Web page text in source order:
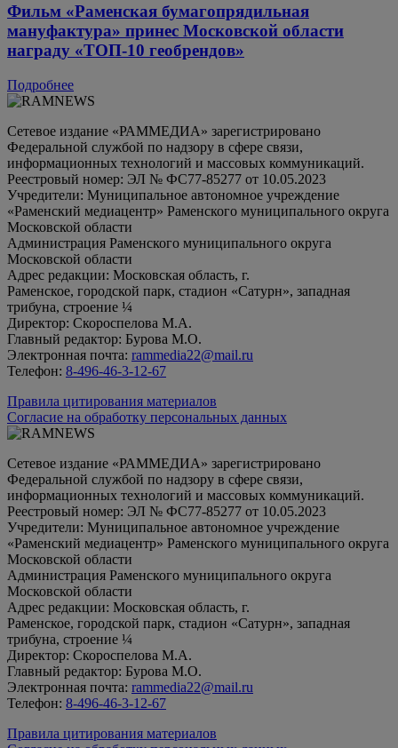
Фильм «Раменская бумагопрядильная
мануфактура» принес Московской области
награду «ТОП-10 геобрендов»
Подробнее
Сетевое издание «РАММЕДИА» зарегистрировано
Федеральной службой по надзору в сфере связи,
информационных технологий и массовых коммуникаций.
Реестровый номер: ЭЛ № ФС77-85277 от 10.05.2023
Учредители: Муниципальное автономное учреждение
«Раменский медиацентр» Раменского муниципального округа
Московской области
Администрация Раменского муниципального округа
Московской области
Адрес редакции: Московская область, г.
Раменское, городской парк, стадион «Сатурн», западная
трибуна, строение ¼
Директор: Скороспелова М.А.
Главный редактор: Бурова М.О.
Электронная почта: rammedia22@mail.ru
Телефон: 8-496-46-3-12-67
Правила цитирования материалов
Согласие на обработку персональных данных
Сетевое издание «РАММЕДИА» зарегистрировано
Федеральной службой по надзору в сфере связи,
информационных технологий и массовых коммуникаций.
Реестровый номер: ЭЛ № ФС77-85277 от 10.05.2023
Учредители: Муниципальное автономное учреждение
«Раменский медиацентр» Раменского муниципального округа
Московской области
Администрация Раменского муниципального округа
Московской области
Адрес редакции: Московская область, г.
Раменское, городской парк, стадион «Сатурн», западная
трибуна, строение ¼
Директор: Скороспелова М.А.
Главный редактор: Бурова М.О.
Электронная почта: rammedia22@mail.ru
Телефон: 8-496-46-3-12-67
Правила цитирования материалов